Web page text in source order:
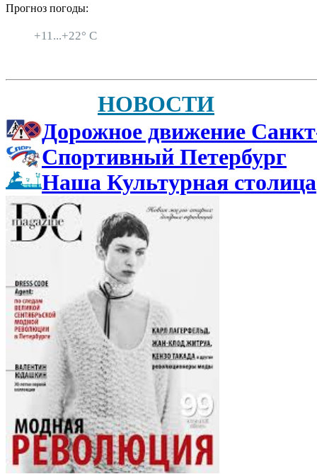
Прогноз погоды:
+11...+22° C
НОВОСТИ
Дорожное движение
Спортивный Петербург
Наша Культурная столица